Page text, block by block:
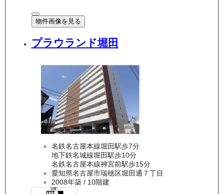
物件画像を見る
プラウランド堀田
名鉄名古屋本線堀田駅歩7分
地下鉄名城線堀田駅歩10分
名鉄名古屋本線神宮前駅歩15分
愛知県名古屋市瑞穂区堀田通７丁目
2008年築/ 10階建